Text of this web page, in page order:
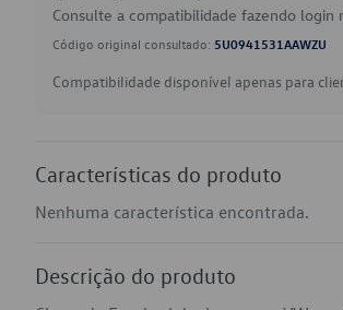
Consulte a compatibilidade fazendo login
Código original consultado: 5U0941531AAWZU
Compatibilidade disponível apenas para
Características do produto
Nenhuma característica encontrada.
Descrição do produto